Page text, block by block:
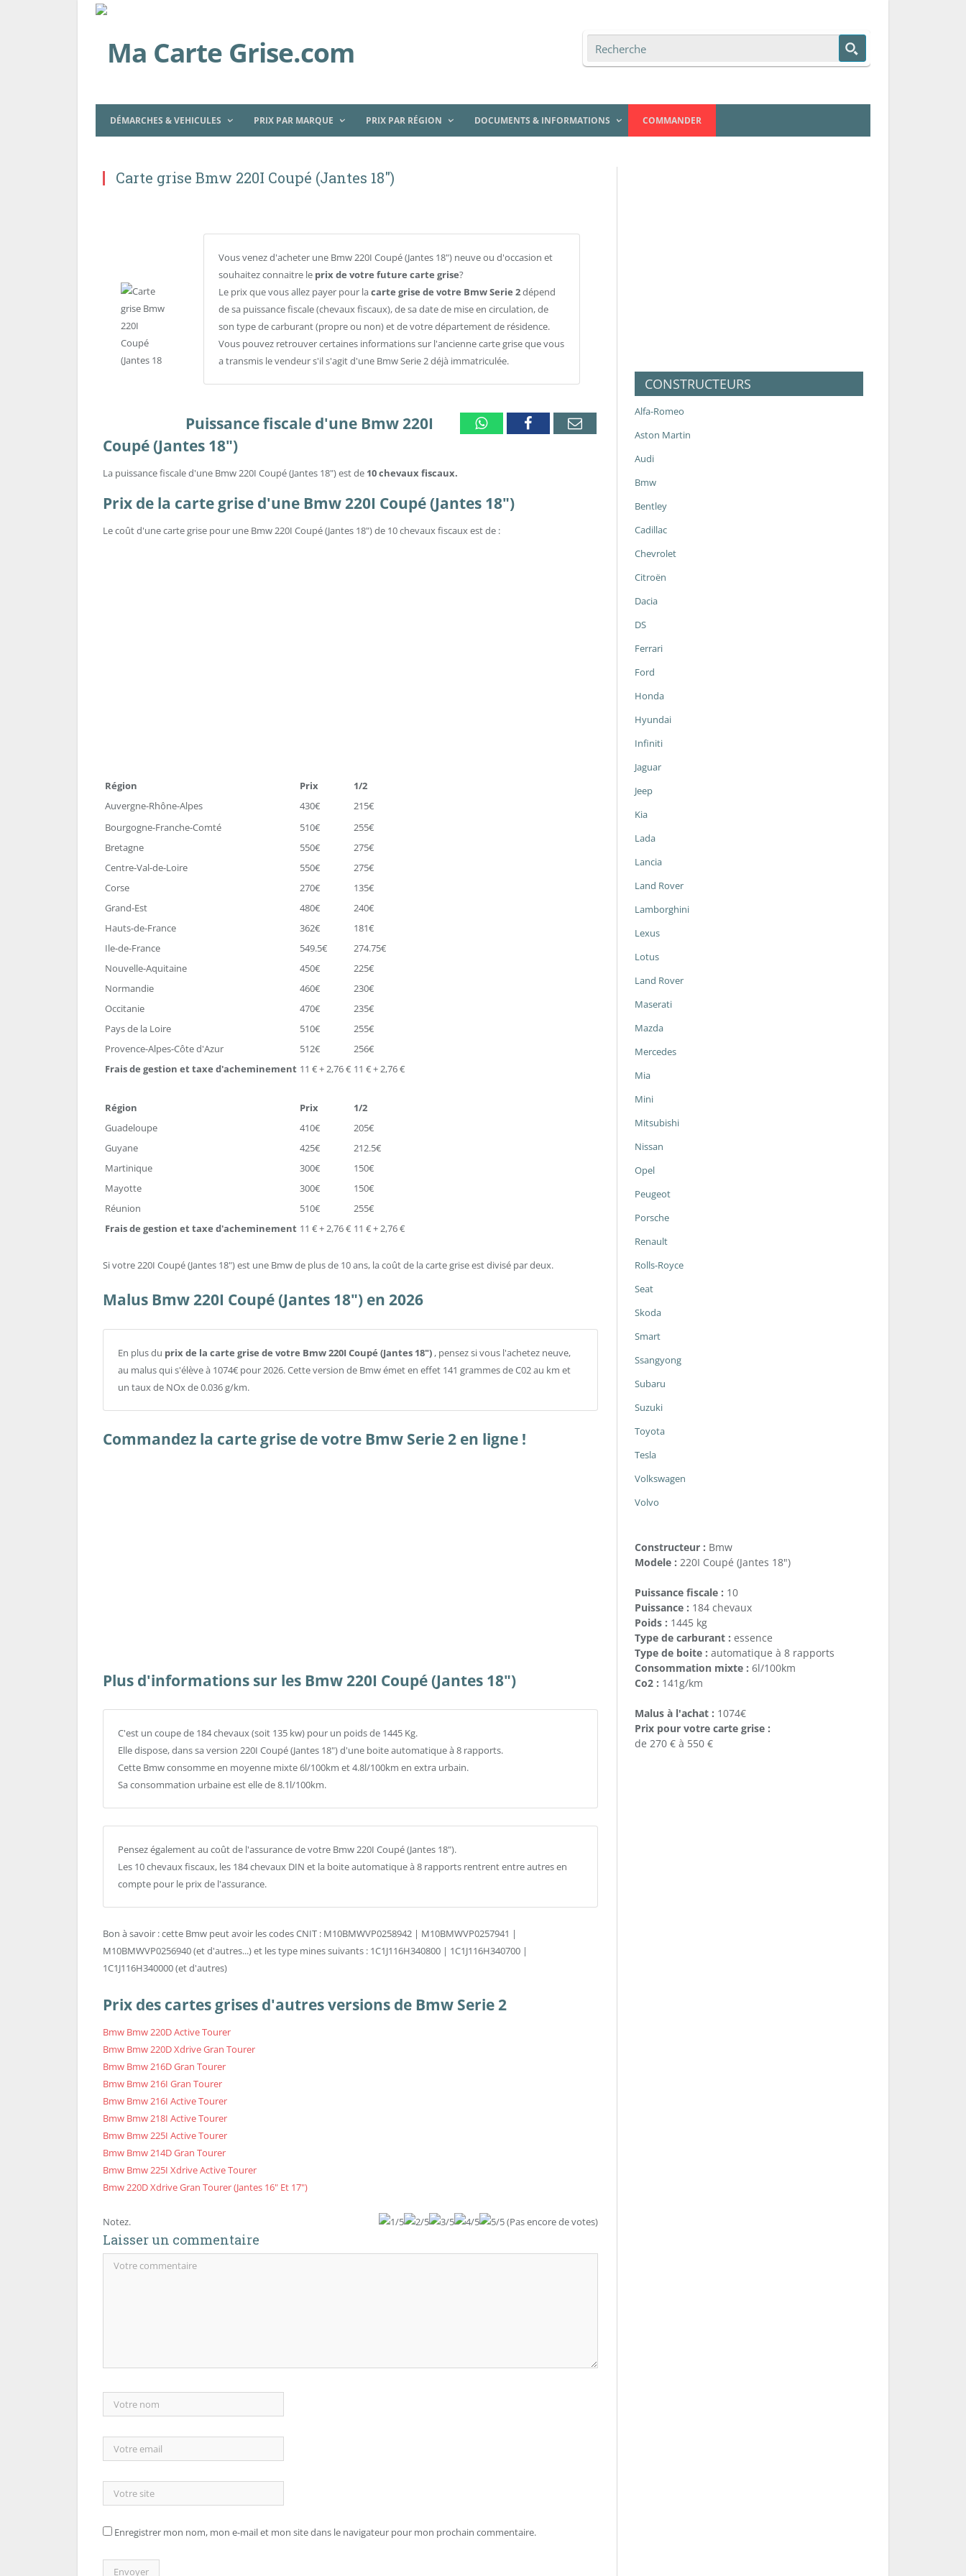
DÉMARCHES & VEHICULES PRIX PAR MARQUE PRIX PAR RÉGION DOCUMENTS & INFORMATIONS COMMANDER
Carte grise Bmw 220I Coupé (Jantes 18″)
Vous venez d'acheter une Bmw 220I Coupé (Jantes 18") neuve ou d'occasion et
souhaitez connaitre le prix de votre future carte grise?
Le prix que vous allez payer pour lacarte grise de votre Bmw Serie 2dépend
de sa puissance fiscale (chevaux fiscaux), de sa date de mise en circulation, de
son type de carburant (propre ou non) et de votre département de résidence.
Vous pouvez retrouver certaines informations sur l'ancienne carte grise que vous
a transmis le vendeur s'il s'agit d'une Bmw Serie 2 déjà immatriculée.
WhatsappFacebookEmail
Puissance fiscale d'une Bmw 220I
Coupé (Jantes 18")
La puissance fiscale d'une Bmw 220I Coupé (Jantes 18") est de 10 chevaux fiscaux.
Prix de la carte grise d'une Bmw 220I Coupé (Jantes 18")
Le coût d'une carte grise pour une Bmw 220I Coupé (Jantes 18") de 10 chevaux fiscaux est de :
Région Prix
1/2
Auvergne-Rhône-Alpes
430€
215€
Bourgogne-Franche-Comté
510€
255€
Bretagne
550€
275€
Centre-Val-de-Loire
550€
275€
Corse
270€
135€
Grand-Est
480€
240€
Hauts-de-France
362€
181€
Ile-de-France
549.5€
274.75€
Nouvelle-Aquitaine
450€
225€
Normandie
460€
230€
Occitanie
470€
235€
Pays de la Loire
510€
255€
Provence-Alpes-Côte d'Azur
512€
256€
Frais de gestion et taxe d'acheminement 11 € + 2,76 € 11 € + 2,76 €
Région Prix
1/2
Guadeloupe
410€
205€
Guyane
425€
212.5€
Martinique
300€
150€
Mayotte
300€
150€
Réunion
510€
255€
Frais de gestion et taxe d'acheminement 11 € + 2,76 € 11 € + 2,76 €
Si votre 220I Coupé (Jantes 18") est une Bmw de plus de 10 ans, la coût de la carte grise est divisé par deux.
Malus Bmw 220I Coupé (Jantes 18") en 2026
En plus du prix de la carte grise de votre Bmw 220I Coupé (Jantes 18") , pensez si vous l'achetez neuve,
au malus qui s'élève à 1074€ pour 2026. Cette version de Bmw émet en effet 141 grammes de C02 au km et
un taux de NOx de 0.036 g/km.
Commandez la carte grise de votre Bmw Serie 2 en ligne !
Plus d'informations sur les Bmw 220I Coupé (Jantes 18")
C'est un coupe de 184 chevaux (soit 135 kw) pour un poids de 1445 Kg.
Elle dispose, dans sa version 220I Coupé (Jantes 18") d'une boite automatique à 8 rapports.
Cette Bmw consomme en moyenne mixte 6l/100km et 4.8l/100km en extra urbain.
Sa consommation urbaine est elle de 8.1l/100km.
Pensez également au coût de l'assurance de votre Bmw 220I Coupé (Jantes 18").
Les 10 chevaux fiscaux, les 184 chevaux DIN et la boite automatique à 8 rapports rentrent entre autres en
compte pour le prix de l'assurance.
Bon à savoir : cette Bmw peut avoir les codes CNIT : M10BMWVP0258942 | M10BMWVP0257941 |
M10BMWVP0256940 (et d'autres...) et les type mines suivants : 1C1J116H340800 | 1C1J116H340700 |
1C1J116H340000 (et d'autres)
Prix des cartes grises d'autres versions de Bmw Serie 2
Bmw Bmw 220D Active Tourer
Bmw Bmw 220D Xdrive Gran Tourer
Bmw Bmw 216D Gran Tourer
Bmw Bmw 216I Gran Tourer
Bmw Bmw 216I Active Tourer
Bmw Bmw 218I Active Tourer
Bmw Bmw 225I Active Tourer
Bmw Bmw 214D Gran Tourer
Bmw Bmw 225I Xdrive Active Tourer
Bmw 220D Xdrive Gran Tourer (Jantes 16" Et 17")
Notez. (Pas encore de votes)
Laisser un commentaire
Enregistrer mon nom, mon e-mail et mon site dans le navigateur pour mon prochain commentaire.
CONSTRUCTEURS
Alfa-Romeo
Aston Martin
Audi
Bmw
Bentley
Cadillac
Chevrolet
Citroën
Dacia
DS
Ferrari
Ford
Honda
Hyundai
Infiniti
Jaguar
Jeep
Kia
Lada
Lancia
Land Rover
Lamborghini
Lexus
Lotus
Land Rover
Maserati
Mazda
Mercedes
Mia
Mini
Mitsubishi
Nissan
Opel
Peugeot
Porsche
Renault
Rolls-Royce
Seat
Skoda
Smart
Ssangyong
Subaru
Suzuki
Toyota
Tesla
Volkswagen
Volvo
Constructeur : Bmw
Modele : 220I Coupé (Jantes 18")
Puissance fiscale : 10
Puissance : 184 chevaux
Poids : 1445 kg
Type de carburant : essence
Type de boite : automatique à 8 rapports
Consommation mixte : 6l/100km
Co2 : 141g/km
Malus à l'achat : 1074€
Prix pour votre carte grise :
de 270 € à 550 €